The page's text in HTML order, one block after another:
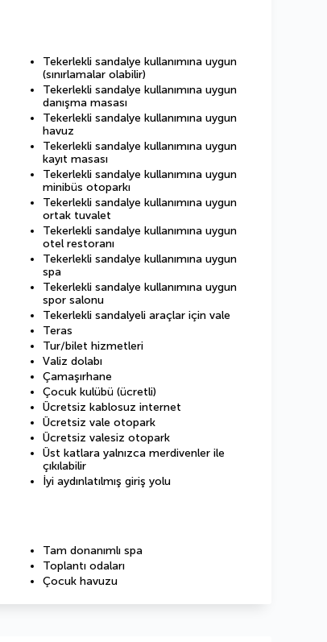
Tekerlekli sandalye kullanımına uygun
(sınırlamalar olabilir)
Tekerlekli sandalye kullanımına uygun
danışma masası
Tekerlekli sandalye kullanımına uygun
havuz
Tekerlekli sandalye kullanımına uygun
kayıt masası
Tekerlekli sandalye kullanımına uygun
minibüs otoparkı
Tekerlekli sandalye kullanımına uygun
ortak tuvalet
Tekerlekli sandalye kullanımına uygun
otel restoranı
Tekerlekli sandalye kullanımına uygun
spa
Tekerlekli sandalye kullanımına uygun
spor salonu
Tekerlekli sandalyeli araçlar için vale
Teras
Tur/bilet hizmetleri
Valiz dolabı
Çamaşırhane
Çocuk kulübü (ücretli)
Ücretsiz kablosuz internet
Ücretsiz vale otopark
Ücretsiz valesiz otopark
Üst katlara yalnızca merdivenler ile
çıkılabilir
İyi aydınlatılmış giriş yolu
Tam donanımlı spa
Toplantı odaları
Çocuk havuzu